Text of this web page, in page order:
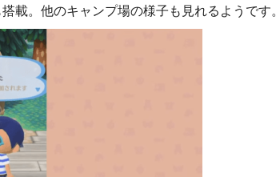
載。他のキャンプ場の様子も見れるようです。